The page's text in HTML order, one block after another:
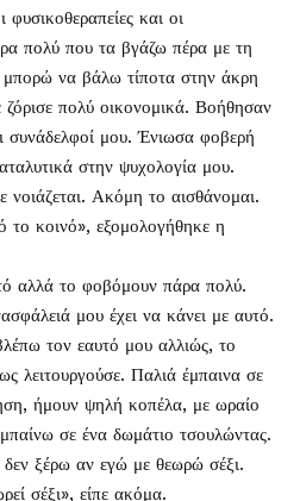
φυσικοθεραπείες και οι
πολύ που τα βγάζω πέρα με τη
να βάλω τίποτα στην άκρη
πολύ οικονομικά. Βοήθησαν
συνάδελφοί μου. Ένιωσα φοβερή
στην ψυχολογία μου.
Ακόμη το αισθάνομαι.
κοινό», εξομολογήθηκε η
αλλά το φοβόμουν πάρα πολύ.
μου έχει να κάνει με αυτό.
τον εαυτό μου αλλιώς, το
λειτουργούσε. Παλιά έμπαινα σε
ήμουν ψηλή κοπέλα, με ωραίο
σε ένα δωμάτιο τσουλώντας.
ξέρω αν εγώ με θεωρώ σέξι.
σέξι», είπε ακόμα.